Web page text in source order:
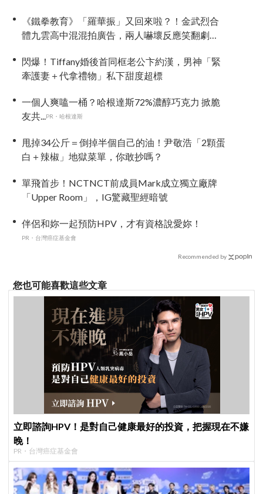
《鐵拳教育》「羅華振」又回來啦？！金武烈合
體九雲高中混混拍廣告，兩人嚇壞反應笑翻劇
閃爆！Tiffany婚後首同框老公卞約漢，男神「緊
牽護妻＋代拿禮物」私下甜度超標
一個人爽嗑一桶？哈根達斯72%濃醇巧克力 掀脆
友共...PR・哈根達斯
甩掉34公斤＝倒掉半個自己的油！尹敬浩「2顆蛋
白＋辣椒」地獄菜單，你敢抄嗎？
單飛首步！NCTNCT前成員Mark成立獨立廠牌
「Upper Room」，IG驚藏聖經暗號
伴侶和妳一起預防HPV，才有資格說愛妳！
PR・台灣癌症基金會
Recommended by
您也可能喜歡這些文章
立即諮詢HPV！是對自己健康最好的投資，把握現在不嫌
晚！
PR・台灣癌症基金會